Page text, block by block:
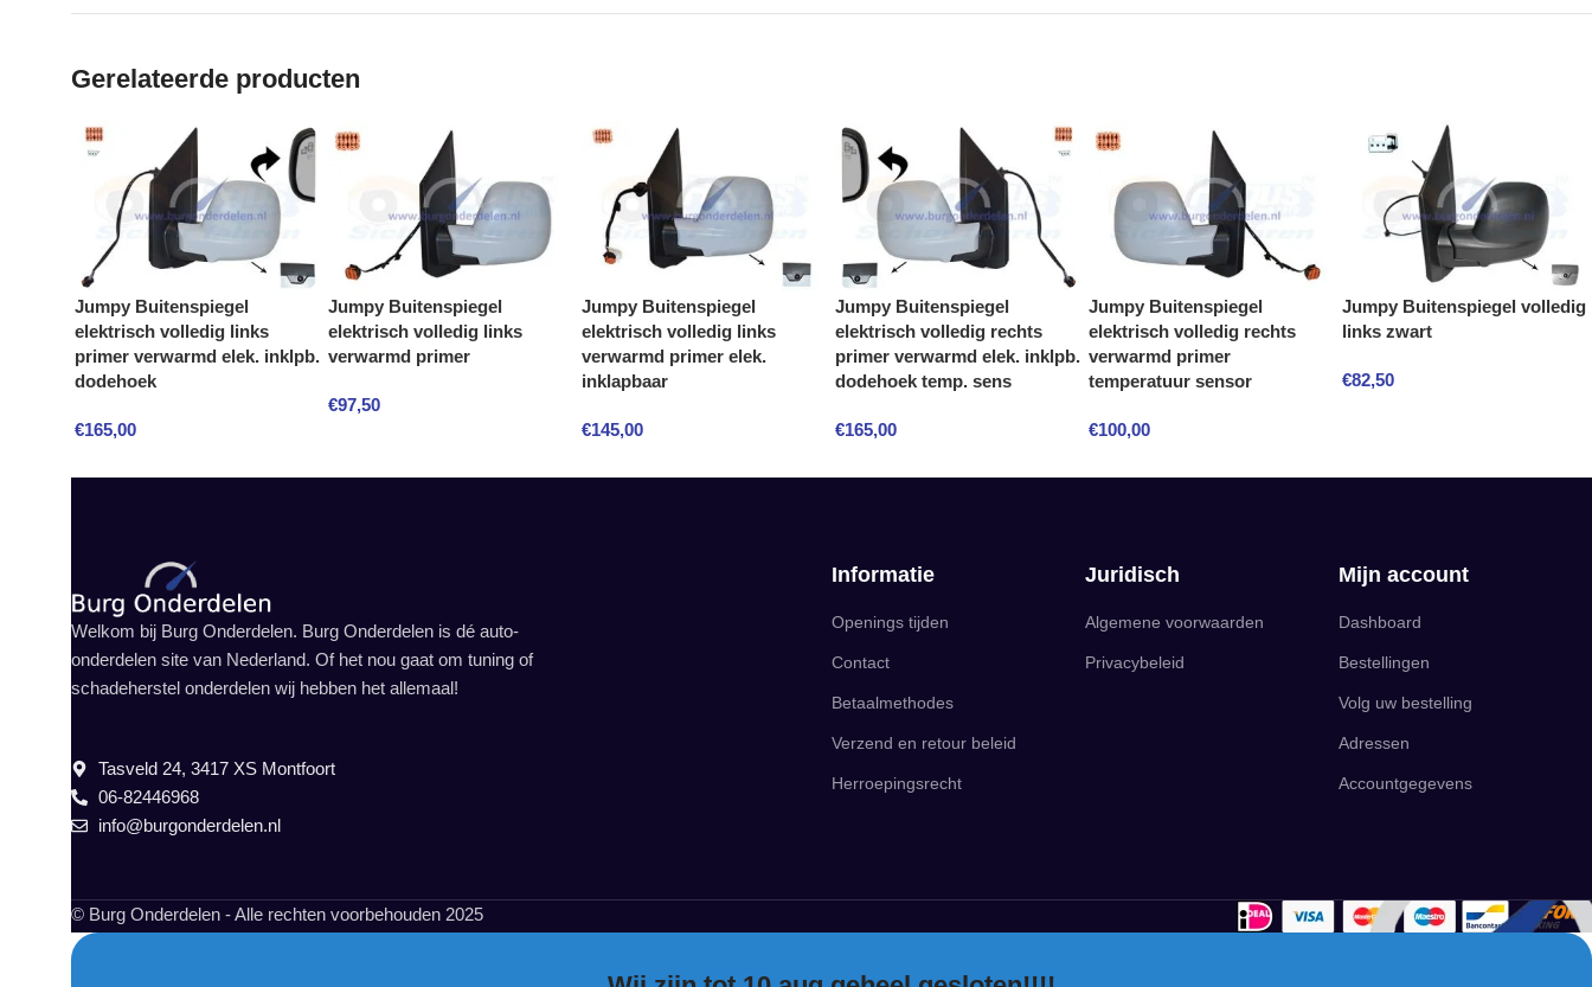
Gerelateerde producten
Jumpy Buitenspiegel
elektrisch volledig links
primer verwarmd elek. inklpb.
dodehoek
€165,00
Jumpy Buitenspiegel
elektrisch volledig links
verwarmd primer
€97,50
Jumpy Buitenspiegel
elektrisch volledig links
verwarmd primer elek.
inklapbaar
€145,00
Jumpy Buitenspiegel
elektrisch volledig rechts
primer verwarmd elek. inklpb.
dodehoek temp. sens
€165,00
Jumpy Buitenspiegel
elektrisch volledig rechts
verwarmd primer
temperatuur sensor
€100,00
Jumpy Buitenspiegel volledig
links zwart
€82,50
Informatie
Openings tijden
Contact
Betaalmethodes
Verzend en retour beleid
Herroepingsrecht
Juridisch
Algemene voorwaarden
Privacybeleid
Mijn account
Dashboard
Bestellingen
Volg uw bestelling
Adressen
Accountgegevens
Welkom bij Burg Onderdelen. Burg Onderdelen is dé auto-
onderdelen site van Nederland. Of het nou gaat om tuning of
schadeherstel onderdelen wij hebben het allemaal!
Tasveld 24, 3417 XS Montfoort
06-82446968
info@burgonderdelen.nl
© Burg Onderdelen - Alle rechten voorbehouden 2025